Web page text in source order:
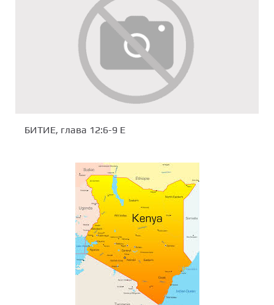
БИТИЕ, глава 12:6-9 Е